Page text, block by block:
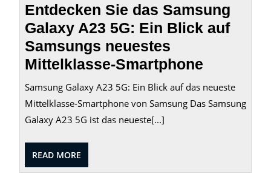
Entdecken Sie das Samsung
Galaxy A23 5G: Ein Blick auf
Samsungs neuestes
Mittelklasse-Smartphone
Samsung Galaxy A23 5G: Ein Blick auf das neueste
Mittelklasse-Smartphone von Samsung Das Samsung
Galaxy A23 5G ist das neueste[...]
READ MORE
MORE